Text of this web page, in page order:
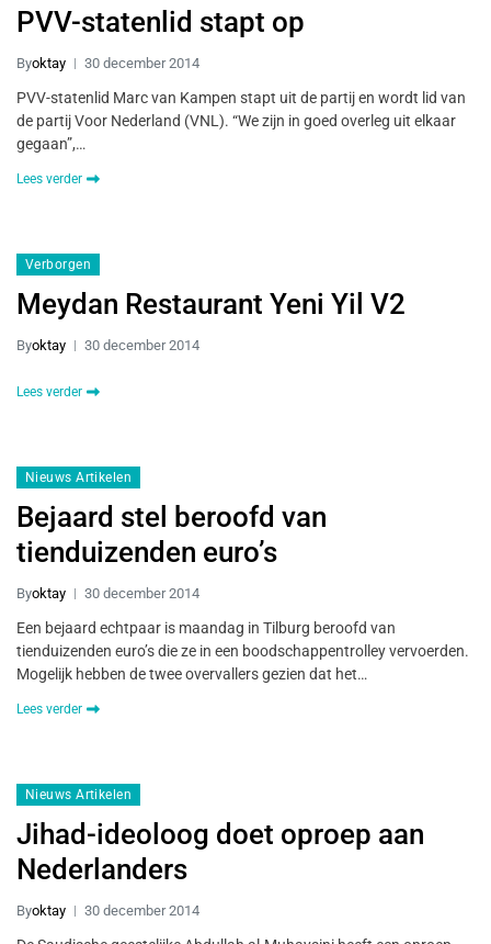
PVV-statenlid stapt op
Byoktay 30 december 2014
PVV-statenlid Marc van Kampen stapt uit de partij en wordt lid van
de partij Voor Nederland (VNL). “We zijn in goed overleg uit elkaar
gegaan”,…
Lees verder
Verborgen
Meydan Restaurant Yeni Yil V2
Byoktay 30 december 2014
Lees verder
Nieuws Artikelen
Bejaard stel beroofd van
tienduizenden euro’s
Byoktay 30 december 2014
Een bejaard echtpaar is maandag in Tilburg beroofd van
tienduizenden euro’s die ze in een boodschappentrolley vervoerden.
Mogelijk hebben de twee overvallers gezien dat het…
Lees verder
Nieuws Artikelen
Jihad-ideoloog doet oproep aan
Nederlanders
Byoktay 30 december 2014